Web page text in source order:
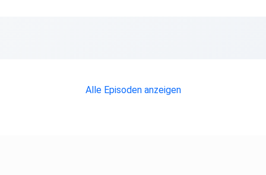
Alle Episoden anzeigen